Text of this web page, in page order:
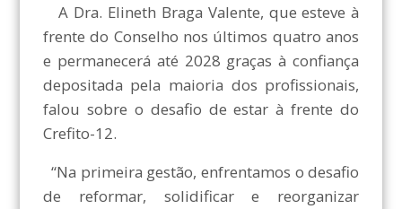
A Dra. Elineth Braga Valente, que esteve à
frente do Conselho nos últimos quatro anos
e permanecerá até 2028 graças à confiança
depositada pela maioria dos profissionais,
falou sobre o desafio de estar à frente do
Crefito-12.
“Na primeira gestão, enfrentamos o desafio
de reformar, solidificar e reorganizar